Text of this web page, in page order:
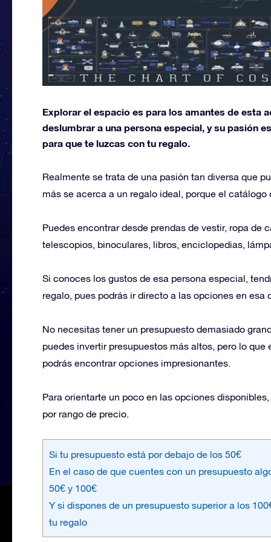
Explorar el espacio es para los amantes de esta
deslumbrar a una persona especial, y su pasión
para que te luzcas con tu regalo.
Realmente se trata de una pasión tan diversa que
más se acerca a un regalo ideal, porque el
Puedes encontrar desde prendas de vestir, ropa de
telescopios, binoculares, libros, enciclopedias,
Si conoces los gustos de esa persona especial,
regalo, pues podrás ir directo a las opciones en esa
No necesitas tener un presupuesto demasiado
puedes invertir presupuestos más altos, pero lo
podrás encontrar opciones impresionantes.
Para orientarte un poco en las opciones
por rango de precio.
Si tu presupuesto está por debajo de los 50€
En el caso de que cuentes con un presupuesto
50€ y 100€
Y si dispones de un presupuesto superior a los
tu regalo